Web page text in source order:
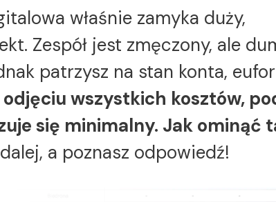
właśnie zamyka duży,
Zespół jest zmęczony, ale
patrzysz na stan konta,
odjęciu wszystkich kosztów,
się minimalny. Jak ominąć
a poznasz odpowiedź!